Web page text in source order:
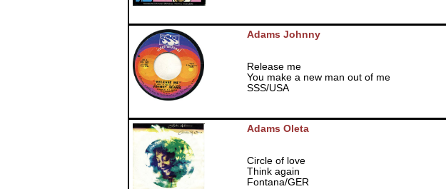
Adams Johnny
Release me
You make a new man out of me
SSS/USA
Adams Oleta
Circle of love
Think again
Fontana/GER